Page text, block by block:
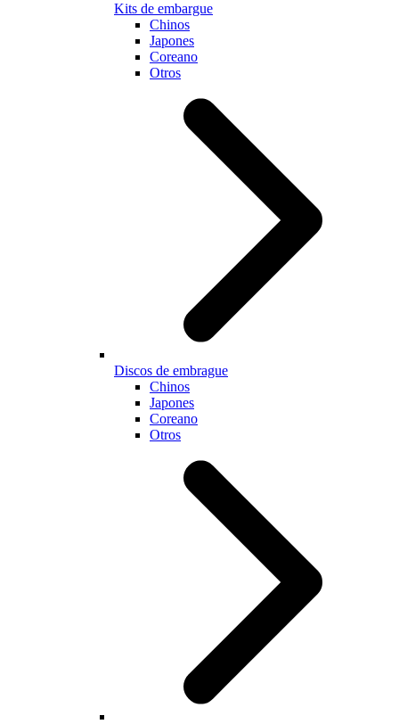
Kits de embargue
Chinos
Japones
Coreano
Otros
Discos de embrague
Chinos
Japones
Coreano
Otros